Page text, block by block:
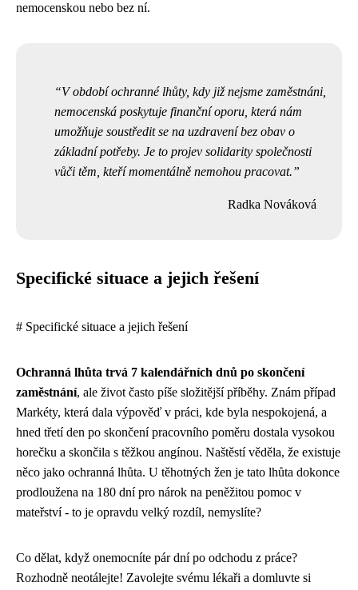
nemocenskou nebo bez ní.
V období ochranné lhůty, kdy již nejsme zaměstnáni,
nemocenská poskytuje finanční oporu, která nám
umožňuje soustředit se na uzdravení bez obav o
základní potřeby. Je to projev solidarity společnosti
vůči těm, kteří momentálně nemohou pracovat.
Radka Nováková
Specifické situace a jejich řešení
# Specifické situace a jejich řešení
Ochranná lhůta trvá 7 kalendářních dnů po skončení
zaměstnání, ale život často píše složitější příběhy. Znám případ
Markéty, která dala výpověď v práci, kde byla nespokojená, a
hned třetí den po skončení pracovního poměru dostala vysokou
horečku a skončila s těžkou angínou. Naštěstí věděla, že existuje
něco jako ochranná lhůta. U těhotných žen je tato lhůta dokonce
prodloužena na 180 dní pro nárok na peněžitou pomoc v
mateřství - to je opravdu velký rozdíl, nemyslíte?
Co dělat, když onemocníte pár dní po odchodu z práce?
Rozhodně neotálejte! Zavolejte svému lékaři a domluvte si